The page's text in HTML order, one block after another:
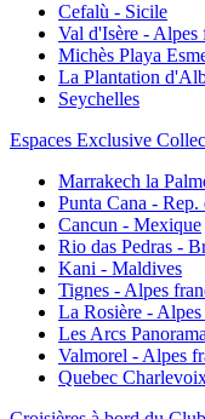
Cefalù - Sicile
Val d'Isère - Alpes
Michès Playa
La Plantation
Seychelles
Espaces Exclusive
Marrakech la
Punta Cana -
Cancun - Mexique
Rio das Pedras -
Kani - Maldives
Tignes - Alpes
La Rosière - Alpes
Les Arcs
Valmorel - Alpes
Quebec